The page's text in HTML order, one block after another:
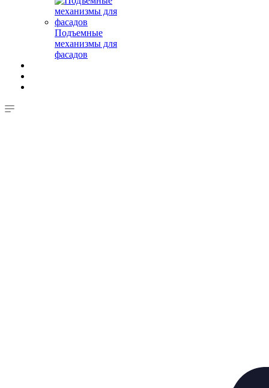
Подъемные
механизмы для
фасадов